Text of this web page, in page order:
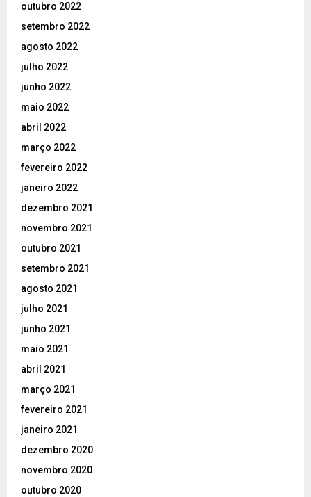
outubro 2022
setembro 2022
agosto 2022
julho 2022
junho 2022
maio 2022
abril 2022
março 2022
fevereiro 2022
janeiro 2022
dezembro 2021
novembro 2021
outubro 2021
setembro 2021
agosto 2021
julho 2021
junho 2021
maio 2021
abril 2021
março 2021
fevereiro 2021
janeiro 2021
dezembro 2020
novembro 2020
outubro 2020